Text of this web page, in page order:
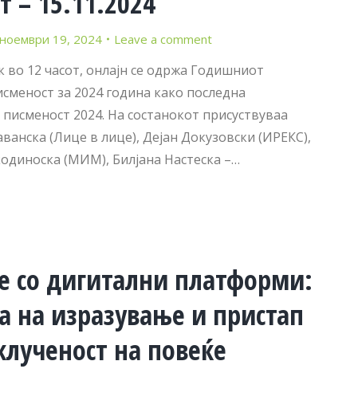
ноември 19, 2024 Leave a comment
12 часот, онлајн се одржа Годишниот
за 2024 година како последна
2024. На состанокот присуствуваа
(Лице в лице), Дејан Докузовски (ИРЕКС),
(МИМ), Билјана Настеска –…
со дигитални платформи:
на изразување и пристап
на повеќе